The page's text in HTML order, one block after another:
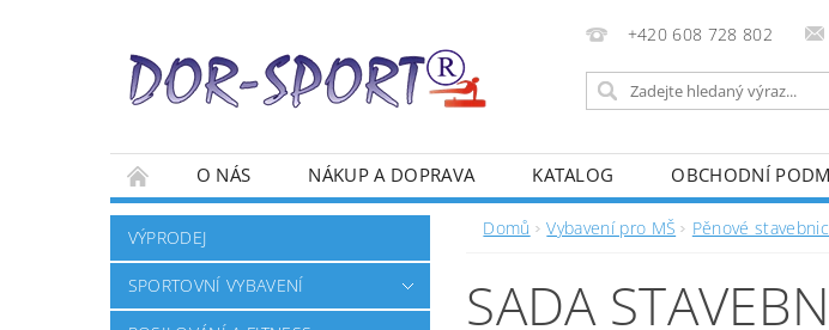
+420 608 728 802
O NÁS NÁKUP A DOPRAVA KATALOG OBCHODNÍ
VÝPRODEJ
SPORTOVNÍ VYBAVENÍ
Domů Vybavení pro MŠ Pěnové
SADA